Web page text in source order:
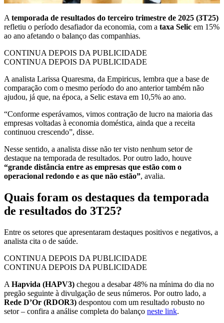
A temporada de resultados do terceiro trimestre de 2025 (3T25)
refletiu o período desafiador da economia, com a taxa Selic em 15%
ao ano afetando o balanço das companhias.
CONTINUA DEPOIS DA PUBLICIDADE
CONTINUA DEPOIS DA PUBLICIDADE
A analista Larissa Quaresma, da Empiricus, lembra que a base de
comparação com o mesmo período do ano anterior também não
ajudou, já que, na época, a Selic estava em 10,5% ao ano.
“Conforme esperávamos, vimos contração de lucro na maioria das
empresas voltadas à economia doméstica, ainda que a receita
continuou crescendo”, disse.
Nesse sentido, a analista disse não ter visto nenhum setor de
destaque na temporada de resultados. Por outro lado, houve
“grande distância entre as empresas que estão com o
operacional redondo e as que não estão”, avalia.
Quais foram os destaques da temporada
de resultados do 3T25?
Entre os setores que apresentaram destaques positivos e negativos, a
analista cita o de saúde.
CONTINUA DEPOIS DA PUBLICIDADE
CONTINUA DEPOIS DA PUBLICIDADE
A Hapvida (HAPV3) chegou a desabar 48% na mínima do dia no
pregão seguinte à divulgação de seus números. Por outro lado, a
Rede D’Or (RDOR3) despontou com um resultado robusto no
setor – confira a análise completa do balanço neste link.